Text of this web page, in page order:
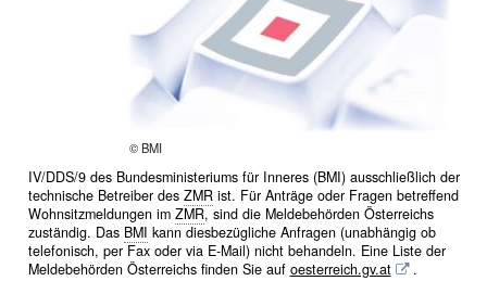
© BMI
IV/DDS/9 des Bundesministeriums für Inneres (BMI) ausschließlich der
technische Betreiber des ZMRist. Für Anträge oder Fragen betreffend
Wohnsitzmeldungen im ZMR, sind die Meldebehörden Österreichs
zuständig. Das BMI kann diesbezügliche Anfragen (unabhängig ob
telefonisch, per Fax oder via E-Mail) nicht behandeln. Eine Liste der
Meldebehörden Österreichs finden Sie auf oesterreich.gv.at .